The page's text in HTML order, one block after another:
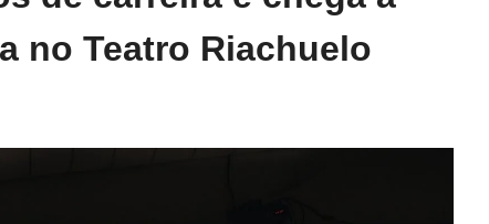
no Teatro Riachuelo